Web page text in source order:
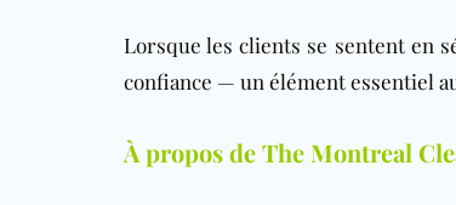
Lorsque les clients se sentent en
confiance — un élément essentiel
À propos de The Montreal